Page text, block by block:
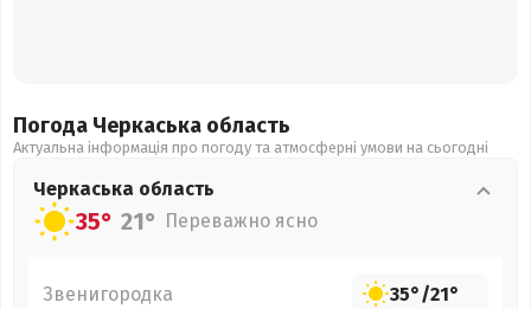
Погода Черкаська область
Актуальна інформація про погоду та атмосферні умови на сьогодні
Черкаська область
35° 21° Переважно ясно
Звенигородка 35°/21°